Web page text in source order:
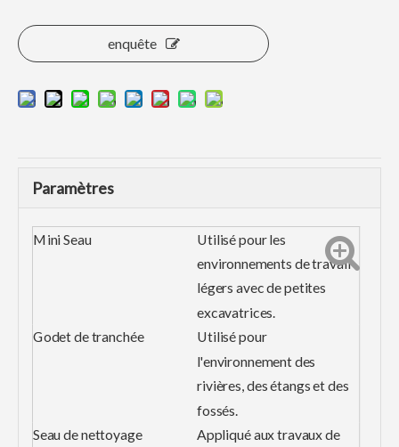
enquête
Paramètres
Mini Seau
Utilisé pour les
environnements de travail
légers avec de petites
excavatrices.
Godet de tranchée
Utilisé pour
l'environnement des
rivières, des étangs et des
fossés.
Seau de nettoyage
Appliqué aux travaux de